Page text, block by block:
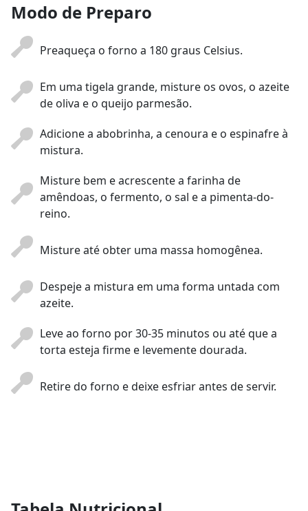
Modo de Preparo
Preaqueça o forno a 180 graus Celsius.
Em uma tigela grande, misture os ovos, o azeite
de oliva e o queijo parmesão.
Adicione a abobrinha, a cenoura e o espinafre à
mistura.
Misture bem e acrescente a farinha de
amêndoas, o fermento, o sal e a pimenta-do-
reino.
Misture até obter uma massa homogênea.
Despeje a mistura em uma forma untada com
azeite.
Leve ao forno por 30-35 minutos ou até que a
torta esteja firme e levemente dourada.
Retire do forno e deixe esfriar antes de servir.